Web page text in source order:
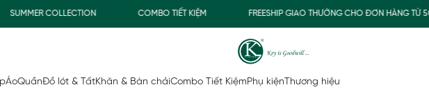
SUMMER COLLECTION COMBO TIẾT KIỆM FREESHIP GIAO THƯỜNG CHO ĐƠN HÀNG TỪ
ÁoQuầnĐồ lót & TấtKhăn & Bàn chảiCombo Tiết KiệmPhụ kiện Thương hiệu